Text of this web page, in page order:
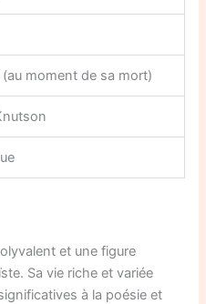
moment de sa mort)
et une figure
Sa vie riche et variée
à la poésie et